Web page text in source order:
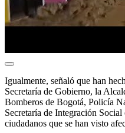
Igualmente, señaló que han
Secretaría de Gobierno, la
Bomberos de Bogotá, Policía
Secretaría de Integración
ciudadanos que se han visto